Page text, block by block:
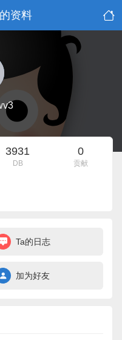
资料
3931
DB
0
贡献
Ta的日志
加为好友